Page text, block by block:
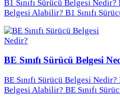
B1 Sınıfı Sürücü Belgesi Nedir?
Belgesi Alabilir? B1 Sınıfı
BE Sınıfı Sürücü Belgesi
BE Sınıfı Sürücü Belgesi
Belgesi Alabilir? BE Sınıfı